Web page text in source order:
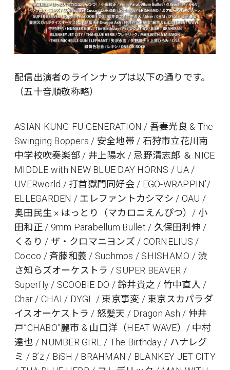
配信出演者のラインナップは以下の通りです。
（五十音順敬称略）
ASIAN KUNG-FU GENERATION / 吾妻光良 & The
Swinging Boppers / 安全地帯 / 石狩市立花川南
中学校吹奏楽部 / 井上陽水 / 忌野清志郎 ＆ NICE
MIDDLE with NEW BLUE DAY HORNS / UA /
UVERworld / 打首獄門同好会 / EGO-WRAPPIN’/
ELLEGARDEN / エレファントカシマシ / OAU /
奥田民生 × はっとり（マカロニえんぴつ）/ 小
田和正 / 9mm Parabellum Bullet / 久保田利伸 /
くるり / ザ・クロマニヨンズ / CORNELIUS /
Cocco / 斉藤和義 / Suchmos / SHISHAMO / 渋
さ知らズオーケストラ / SUPER BEAVER /
Superfly / SCOOBIE DO / 鈴井貴之 / 竹中直人 /
Char / CHAI / DYGL / 東京事変 / 東京スカパラダ
イスオーケストラ / 怒髪天 / Dragon Ash / 仲井
戸”CHABO”麗市 & 山口洋（HEAT WAVE）/ 中村
達也 / NUMBER GIRL / The Birthday / ハナレグ
ミ / B’z / BiSH / BRAHMAN / BLANKEY JET CITY